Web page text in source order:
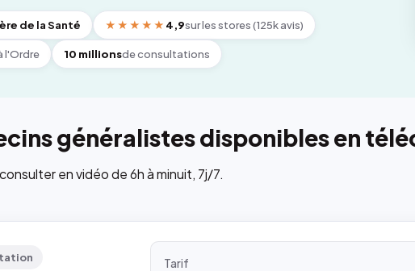
de la Santé ★★★★★ 4,9sur les stores (125k avis)
l'Ordre 10 millionsde consultations
généralistes disponibles en
en vidéo de 6h à minuit, 7j/7.
Tarif